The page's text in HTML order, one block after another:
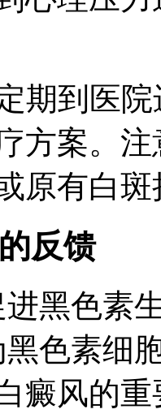
期到医
方案。
原有白
反馈
黑色素
色素细
癜风的